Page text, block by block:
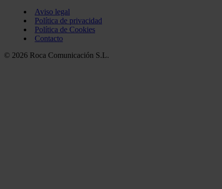
Aviso legal
Política de privacidad
Política de Cookies
Contacto
© 2026 Roca Comunicación S.L.